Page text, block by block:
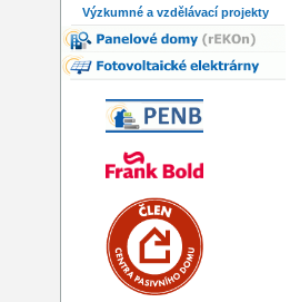
Výzkumné a vzdělávací projekty